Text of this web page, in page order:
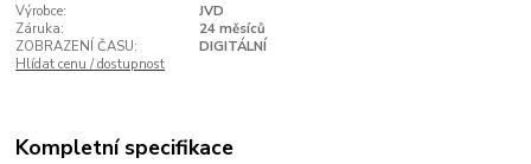
Výrobce:
JVD
Záruka:
24 měsíců
ZOBRAZENÍ ČASU:
DIGITÁLNÍ
Hlídat cenu / dostupnost
Kompletní specifikace